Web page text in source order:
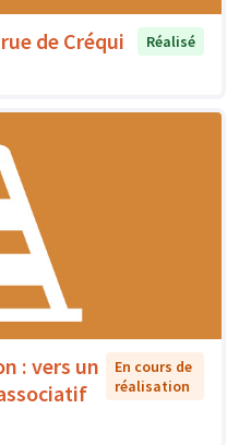
de Créqui
Réalisé
: vers un
En cours de
réalisation